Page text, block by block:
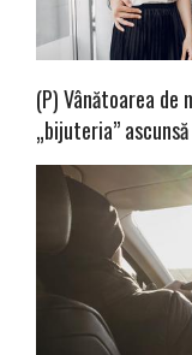
(P) Vânătoarea de
„bijuteria”